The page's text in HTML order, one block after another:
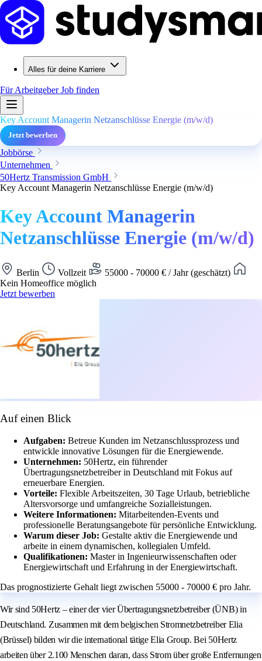
Alles für deine Karriere
Für ArbeitgeberJob finden
Key Account Managerin Netzanschlüsse Energie (m/w/d)
Jetzt bewerben
Jobbörse
Unternehmen
50Hertz Transmission GmbH
Key Account Managerin Netzanschlüsse Energie (m/w/d)
Key Account Managerin
Netzanschlüsse Energie (m/w/d)
Berlin Vollzeit
55000 - 70000 € / Jahr (geschätzt)
Kein Homeoffice möglich
Jetzt bewerben
Auf einen Blick
Aufgaben: Betreue Kunden im Netzanschlussprozess und
entwickle innovative Lösungen für die Energiewende.
Unternehmen: 50Hertz, ein führender
Übertragungsnetzbetreiber in Deutschland mit Fokus auf
erneuerbare Energien.
Vorteile: Flexible Arbeitszeiten, 30 Tage Urlaub, betriebliche
Altersvorsorge und umfangreiche Sozialleistungen.
Weitere Informationen: Mitarbeitenden-Events und
professionelle Beratungsangebote für persönliche Entwicklung.
Warum dieser Job: Gestalte aktiv die Energiewende und
arbeite in einem dynamischen, kollegialen Umfeld.
Qualifikationen: Master in Ingenieurwissenschaften oder
Energiewirtschaft und Erfahrung in der Energiewirtschaft.
Das prognostizierte Gehalt liegt zwischen 55000 - 70000 € pro Jahr.
Wir sind 50Hertz – einer der vier Übertragungsnetzbetreiber (ÜNB) in
Deutschland. Zusammen mit dem belgischen Stromnetzbetreiber Elia
(Brüssel) bilden wir die international tätige Elia Group. Bei 50Hertz
arbeiten über 2.100 Menschen daran, dass Strom über große Entfernungen